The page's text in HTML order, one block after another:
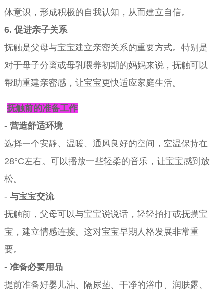
体意识，形成积极的自我认知，从而建立自信。
6. 促进亲子关系
抚触是父母与宝宝建立亲密关系的重要方式。特别是
对于母子分离或母乳喂养初期的妈妈来说，抚触可以
帮助重建亲密感，让宝宝更快适应家庭生活。
抚触前的准备工作
- 营造舒适环境
选择一个安静、温暖、通风良好的空间，室温保持在
28°C左右。可以播放一些轻柔的音乐，让宝宝感到放
松。
- 与宝宝交流
抚触前，父母可以与宝宝说说话，轻轻拍打或抚摸宝
宝，建立情感连接。这对宝宝早期人格发展非常重
要。
- 准备必要用品
提前准备好婴儿油、隔尿垫、干净的浴巾、润肤露、